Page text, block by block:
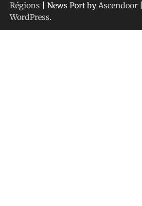
Régions | News Port byAscendoor
WordPress.